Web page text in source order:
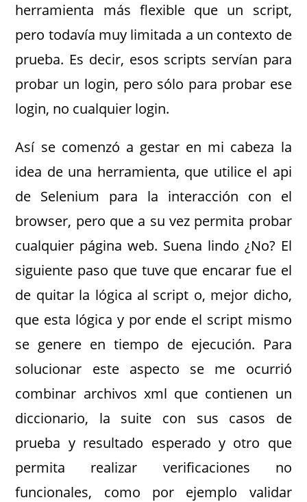
herramienta más flexible que un script,
pero todavía muy limitada a un contexto de
prueba. Es decir, esos scripts servían para
probar un login, pero sólo para probar ese
login, no cualquier login.
Así se comenzó a gestar en mi cabeza la
idea de una herramienta, que utilice el api
de Selenium para la interacción con el
browser, pero que a su vez permita probar
cualquier página web. Suena lindo ¿No? El
siguiente paso que tuve que encarar fue el
de quitar la lógica al script o, mejor dicho,
que esta lógica y por ende el script mismo
se genere en tiempo de ejecución. Para
solucionar este aspecto se me ocurrió
combinar archivos xml que contienen un
diccionario, la suite con sus casos de
prueba y resultado esperado y otro que
permita realizar verificaciones no
funcionales, como por ejemplo validar